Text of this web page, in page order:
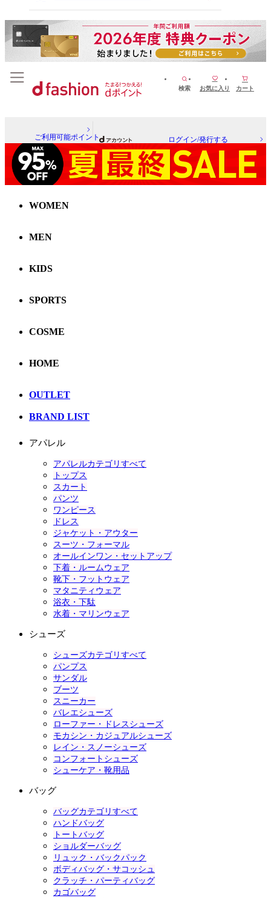
検索 お気に入り カート
ご利用可能ポイント ログイン/発行する
WOMEN
MEN
KIDS
SPORTS
COSME
HOME
OUTLET
BRAND LIST
アパレル
アパレルカテゴリすべて
トップス
スカート
パンツ
ワンピース
ドレス
ジャケット・アウター
スーツ・フォーマル
オールインワン・セットアップ
下着・ルームウェア
靴下・フットウェア
マタニティウェア
浴衣・下駄
水着・マリンウェア
シューズ
シューズカテゴリすべて
パンプス
サンダル
ブーツ
スニーカー
バレエシューズ
ローファー・ドレスシューズ
モカシン・カジュアルシューズ
レイン・スノーシューズ
コンフォートシューズ
シューケア・靴用品
バッグ
バッグカテゴリすべて
ハンドバッグ
トートバッグ
ショルダーバッグ
リュック・バックパック
ボディバッグ・サコッシュ
クラッチ・パーティバッグ
カゴバッグ